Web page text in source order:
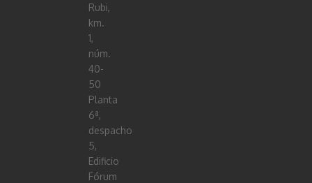
Rubi,
km.
1,
núm.
40-
50
Planta
6ª,
despacho
5,
Edificio
Fórum